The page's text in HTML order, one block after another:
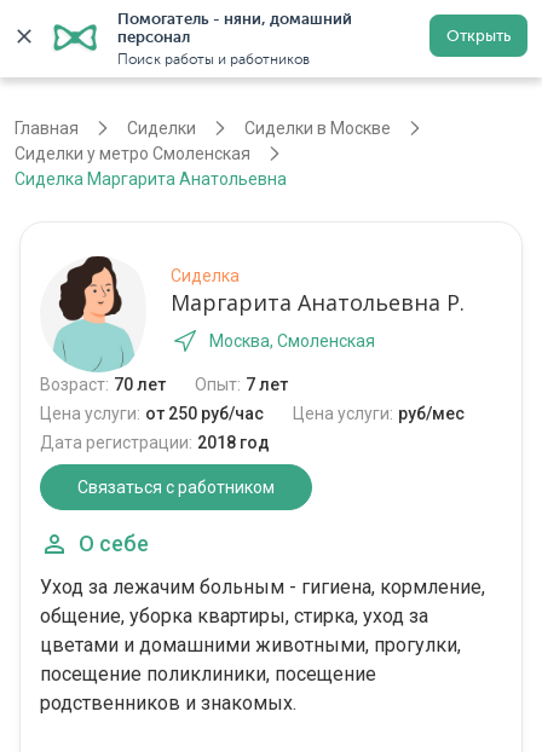
Помогатель - няни, домашний
персонал
Поиск работы и работников
Открыть
Регистрация
Главная Сиделки
Сиделки в Москве
Сиделки у метро Смоленская
Сиделка Маргарита Анатольевна
Сиделка
Маргарита Анатольевна Р.
Москва, Смоленская
Возраст: 70 лет Опыт: 7 лет
Цена услуги: от 250 руб/час Цена услуги: руб/мес
Дата регистрации: 2018 год
Связаться с работником
О себе
Уход за лежачим больным - гигиена, кормление,
общение, уборка квартиры, стирка, уход за
цветами и домашними животными, прогулки,
посещение поликлиники, посещение
родственников и знакомых.